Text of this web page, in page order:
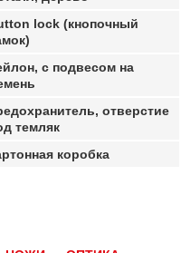
lock (кнопочный
с подвесом на
отверстие
темляк
коробка